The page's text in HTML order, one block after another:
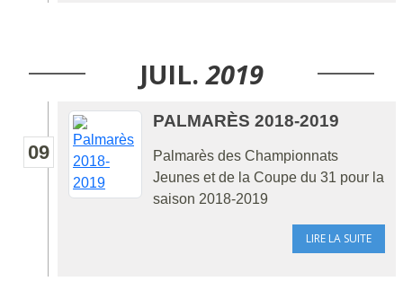
JUIL. 2019
09
PALMARÈS 2018-2019
Palmarès des Championnats
Jeunes et de la Coupe du 31 pour la
saison 2018-2019
LIRE LA SUITE